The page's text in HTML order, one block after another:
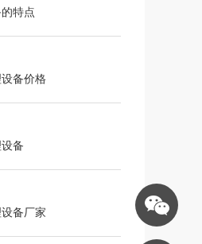
特点
备价格
备
备厂家